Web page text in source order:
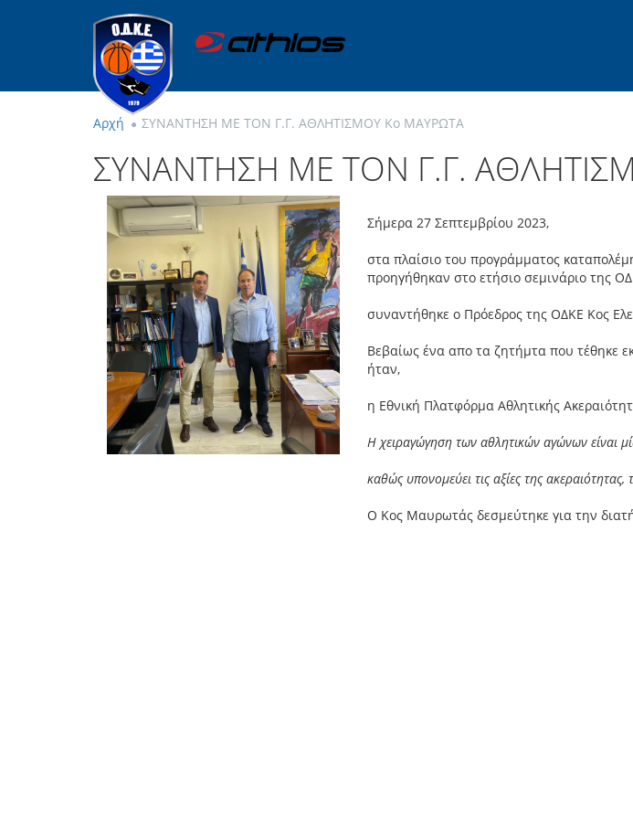
Αρχή ΣΥΝΑΝΤΗΣΗ ΜΕ ΤΟΝ Γ.Γ. ΑΘΛΗΤΙΣΜΟΥ Κο ΜΑΥΡΩΤΑ
ΣΥΝΑΝΤΗΣΗ ΜΕ ΤΟΝ Γ.Γ.
Σήμερα 27 Σεπτεμβρίου 2023,
στα πλαίσιο του προγράμματος
προηγήθηκαν στο ετήσιο σεμινάριο της
συναντήθηκε ο Πρόεδρος της ΟΔΚΕ Κος
Βεβαίως ένα απο τα ζητήμτα που τέθηκε
ήταν,
η Εθνική Πλατφόρμα Αθλητικής
Η χειραγώγηση των αθλητικών αγώνων είναι
καθώς υπονομεύει τις αξίες της
Ο Κος Μαυρωτάς δεσμεύτηκε για την